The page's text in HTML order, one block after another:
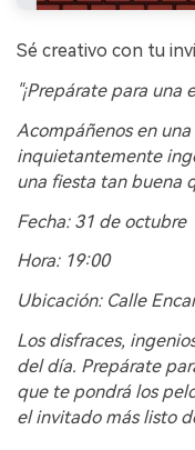
Sé creativo con tu
"¡Prepárate para
Acompáñenos en
inquietantemente
una fiesta tan buena
Fecha: 31 de octubre
Hora: 19:00
Ubicación: Calle
Los disfraces,
del día. Prepárate
que te pondrá los
el invitado más listo